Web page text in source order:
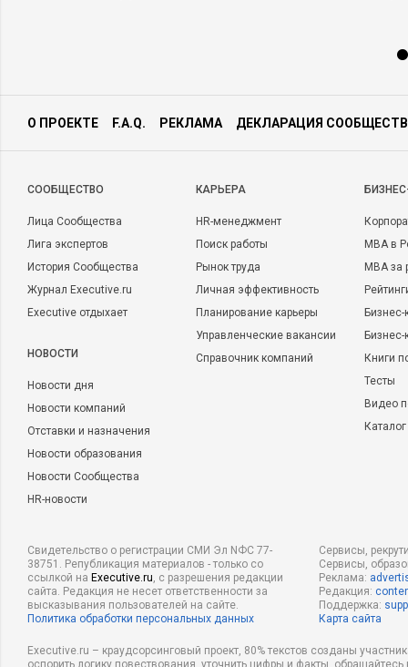
О ПРОЕКТЕ F.A.Q. РЕКЛАМА ДЕКЛАРАЦИЯ
CООБЩЕСТВО
Лица Сообщества
Лига экспертов
История Сообщества
Журнал Executive.ru
Executive отдыхает
НОВОСТИ
Новости дня
Новости компаний
Отставки и назначения
Новости образования
Новости Сообщества
HR-новости
КАРЬЕРА
HR-менеджмент
Поиск работы
Рынок труда
Личная эффективность
Планирование карьеры
Управленческие вакансии
Справочник компаний
MBA в
MBA
Бизнес-
Книги
Тесты
Видео
Свидетельство о регистрации СМИ Эл NФС 77-
38751. Републикация материалов - только со
ссылкой на Executive.ru, с разрешения редакции
сайта. Редакция не несет ответственности за
высказывания пользователей на сайте.
Политика обработки персональных данных
Сервисы,
Сервисы,
Реклама:
Редакция:
Поддержка:
Карта сайта
Executive.ru – краудсорсинговый проект, 80% текстов созданы
оспорить логику повествования, уточнить цифры и факты,